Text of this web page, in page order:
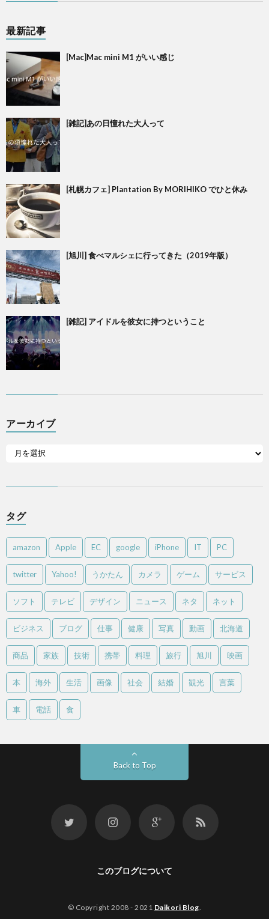
最新記事
[Mac]Mac mini M1 がいい感じ
[雑記]あの日憧れた大人って
[札幌カフェ] Plantation By MORIHIKO でひと休み
[旭川] 食べマルシェに行ってきた（2019年版）
[雑記] アイドルを彼女に持つということ
アーカイブ
タグ
amazon Apple EC google iPhone IT PC
twitter Yahoo! うかたん カメラ ゲーム サービス
ソフト テレビ デザイン ニュース ネタ ネット
ビジネス ブログ 仕事 健康 写真 動画 北海道
商品 家族 技術 携帯 料理 旅行 旭川 映画
本 海外 生活 画像 社会 結婚 観光 言葉
車 電話 食
Back to Top
このブログについて
© Copyright 2008 - 2021 Daikori Blog.